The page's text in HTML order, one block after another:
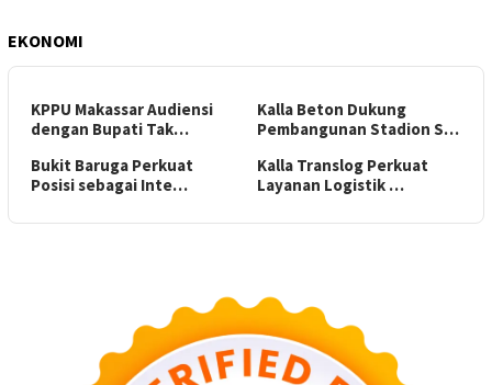
EKONOMI
KPPU Makassar Audiensi
dengan Bupati Tak…
Kalla Beton Dukung
Pembangunan Stadion S…
Bukit Baruga Perkuat
Posisi sebagai Inte…
Kalla Translog Perkuat
Layanan Logistik …